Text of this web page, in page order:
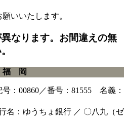
いいたします。
なります。お間違えの無
福 岡
：00860／番号：81555 名義：
：ゆうちょ銀行 ／ 〇八九（ゼ